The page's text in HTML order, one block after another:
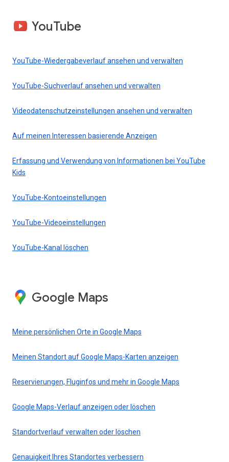
YouTube
YouTube-Wiedergabeverlauf ansehen und verwalten
YouTube-Suchverlauf ansehen und verwalten
Videodatenschutzeinstellungen ansehen und verwalten
Auf meinen Interessen basierende Anzeigen
Erfassung und Verwendung von Informationen bei YouTube
Kids
YouTube-Kontoeinstellungen
YouTube-Videoeinstellungen
YouTube-Kanal löschen
Google Maps
Meine persönlichen Orte in Google Maps
Meinen Standort auf Google Maps-Karten anzeigen
Reservierungen, Fluginfos und mehr in Google Maps
Google Maps-Verlauf anzeigen oder löschen
Standortverlauf verwalten oder löschen
Genauigkeit Ihres Standortes verbessern